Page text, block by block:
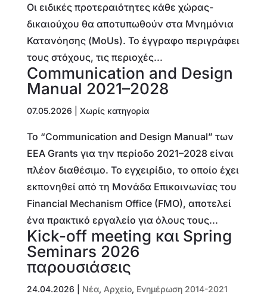
Οι ειδικές προτεραιότητες κάθε χώρας-
δικαιούχου θα αποτυπωθούν στα Μνημόνια
Κατανόησης (MoUs). Το έγγραφο περιγράφει
τους στόχους, τις περιοχές...
Communication and Design
Manual 2021–2028
07.05.2026 | Χωρίς κατηγορία
Το “Communication and Design Manual” των
EEA Grants για την περίοδο 2021–2028 είναι
πλέον διαθέσιμο. Το εγχειρίδιο, το οποίο έχει
εκπονηθεί από τη Μονάδα Επικοινωνίας του
Financial Mechanism Office (FMO), αποτελεί
ένα πρακτικό εργαλείο για όλους τους...
Kick-off meeting και Spring
Seminars 2026
παρουσιάσεις
24.04.2026 Νέα, Αρχείο, Ενημέρωση 2014-2021